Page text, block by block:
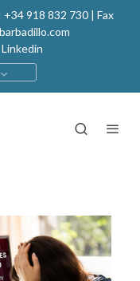
918 832 730 | Fax
Linkedin